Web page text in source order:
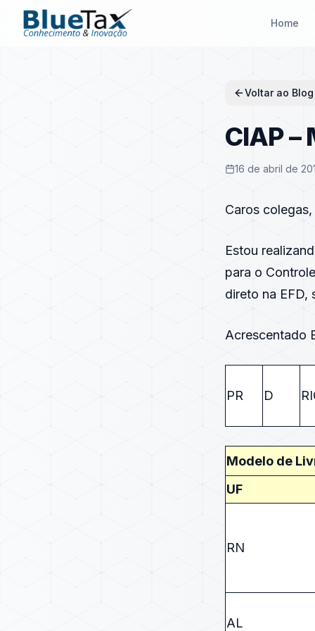
Home
Voltar ao Blog
CIAP –
16 de abril de
Caros colegas,
Estou
para o
direto na EFD,
Acrescentado
PR D
Modelo de
UF
RN
AL